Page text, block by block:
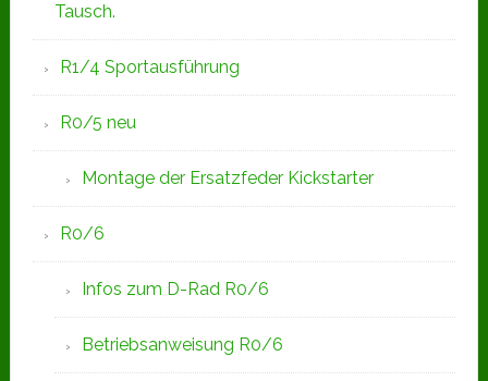
Tausch.
R1/4 Sportausführung
R0/5 neu
Montage der Ersatzfeder Kickstarter
R0/6
Infos zum D-Rad R0/6
Betriebsanweisung R0/6